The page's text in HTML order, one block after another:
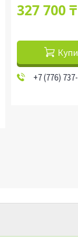
327 700 ₸
+7 (776)